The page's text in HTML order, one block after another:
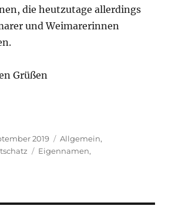
die heutzutage allerdings
und Weimarerinnen
Grüßen
2019 Kategorien
Allgemein,
Schlagwörter
Eigennamen,